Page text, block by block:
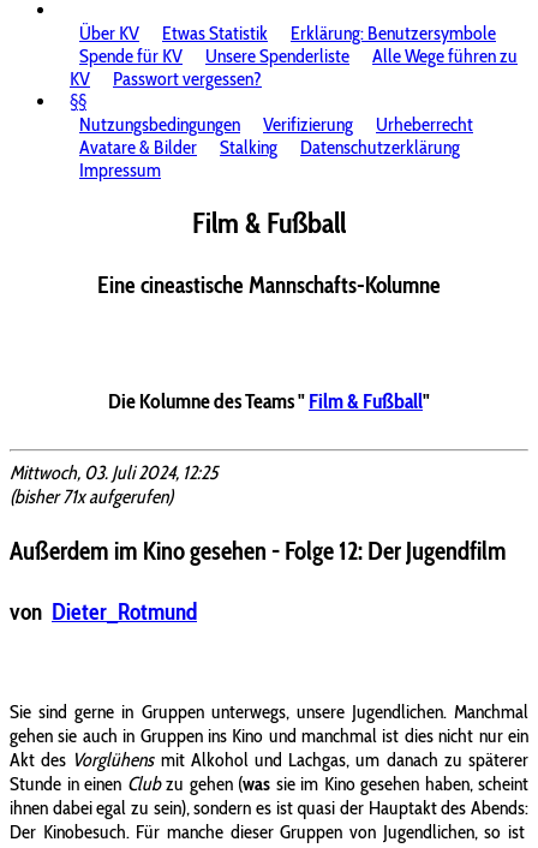
Über KV
Etwas Statistik
Erklärung: Benutzersymbole
Spende für KV
Unsere Spenderliste
Alle Wege führen zu
KV
Passwort vergessen?
§§
Nutzungsbedingungen
Verifizierung
Urheberrecht
Avatare & Bilder
Stalking
Datenschutzerklärung
Impressum
Film & Fußball
Eine cineastische Mannschafts-Kolumne
Die Kolumne des Teams "Film & Fußball"
Mittwoch, 03. Juli 2024, 12:25
(bisher 71x aufgerufen)
Außerdem im Kino gesehen - Folge 12: Der Jugendfilm
von Dieter_Rotmund
Sie sind gerne in Gruppen unterwegs, unsere Jugendlichen. Manchmal
gehen sie auch in Gruppen ins Kino und manchmal ist dies nicht nur ein
Akt des Vorglühensmit Alkohol und Lachgas, um danach zu späterer
Stunde in einen Clubzu gehen (was sie im Kino gesehen haben, scheint
ihnen dabei egal zu sein), sondern es ist quasi der Hauptakt des Abends:
Der Kinobesuch. Für manche dieser Gruppen von Jugendlichen, so ist